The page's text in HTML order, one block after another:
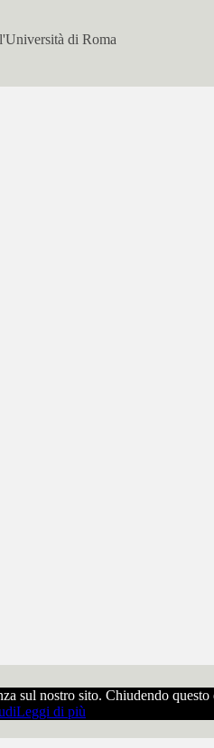
di Roma
sul nostro sito. Chiudendo
Leggi di più